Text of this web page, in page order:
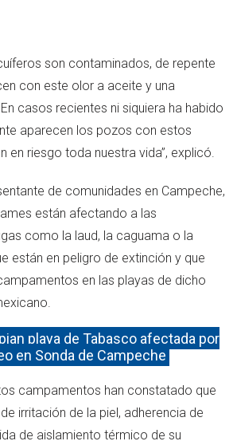
son contaminados, de repente
con este olor a aceite y una
casos recientes ni siquiera ha habido
aparecen los pozos con estos
en riesgo toda nuestra vida”, explicó.
de comunidades en Campeche,
están afectando a las
como la laud, la caguama o la
están en peligro de extinción y que
en las playas de dicho
playa de Tabasco afectada por
en Sonda de Campeche
campamentos han constatado que
irritación de la piel, adherencia de
de aislamiento térmico de su